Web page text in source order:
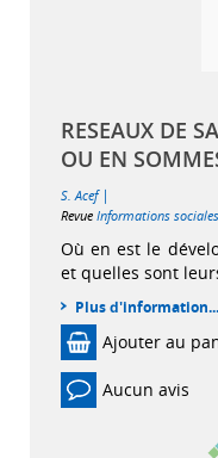
RESEAUX DE
OU EN
S. Acef |
Revue Informations
Où en est le
et quelles sont
Plus d'information...
Ajouter au
Aucun avis